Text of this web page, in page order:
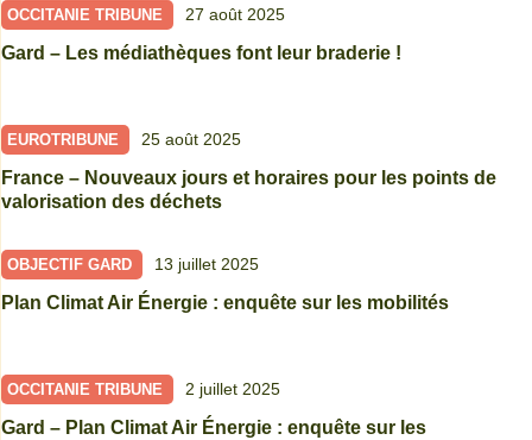
OCCITANIE TRIBUNE 27 août 2025
Gard – Les médiathèques font leur braderie !
EUROTRIBUNE 25 août 2025
France – Nouveaux jours et horaires pour les points de
valorisation des déchets
OBJECTIF GARD 13 juillet 2025
Plan Climat Air Énergie : enquête sur les mobilités
OCCITANIE TRIBUNE 2 juillet 2025
Gard – Plan Climat Air Énergie : enquête sur les